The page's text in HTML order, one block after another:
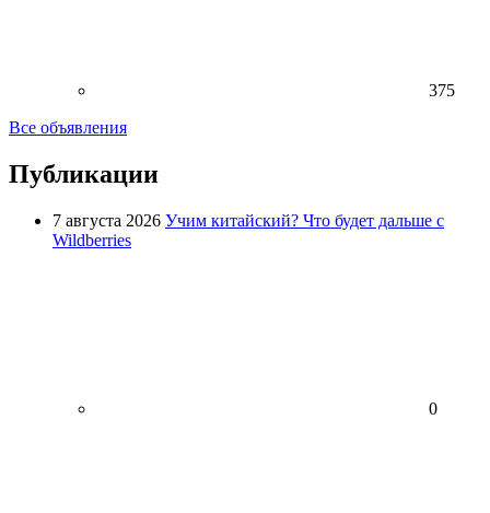
375
Все объявления
Публикации
7 августа 2026 Учим китайский? Что будет дальше с
Wildberries
0